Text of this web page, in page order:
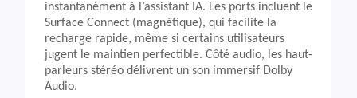
instantanément à l’assistant IA. Les ports incluent le
Surface Connect (magnétique), qui facilite la
recharge rapide, même si certains utilisateurs
jugent le maintien perfectible. Côté audio, les haut-
parleurs stéréo délivrent un son immersif Dolby
Audio.